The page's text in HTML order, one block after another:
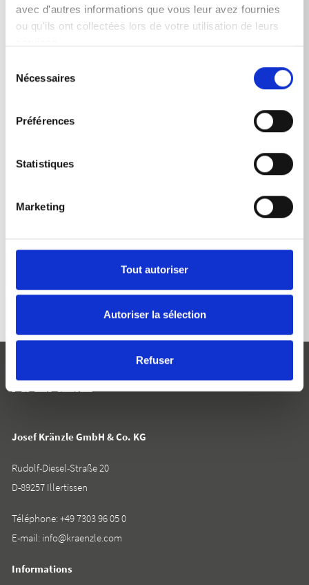
avec d'autres informations que vous leur avez fournies
ou qu'ils ont collectées lors de votre utilisation de leurs
Nécessaires
Préférences
Statistiques
Marketing
Tout autoriser
Autoriser la sélection
Refuser
Données techniques
DONNÉES TECHNIQUES
RETOUR À LA LISTE
Josef Kränzle GmbH & Co. KG
Rudolf-Diesel-Straße 20
D-89257 Illertissen
Téléphone:+49 7303 96 05 0
E-mail: info@kraenzle.com
Informations